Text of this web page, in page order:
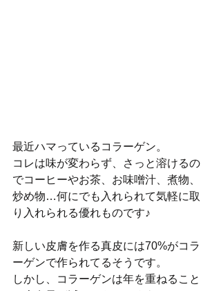
最近ハマっているコラーゲン。
コレは味が変わらず、さっと溶けるの
でコーヒーやお茶、お味噌汁、煮物、
炒め物…何にでも入れられて気軽に取
り入れられる優れものです♪
新しい皮膚を作る真皮には70%がコラ
ーゲンで作られてるそうです。
しかし、コラーゲンは年を重ねること